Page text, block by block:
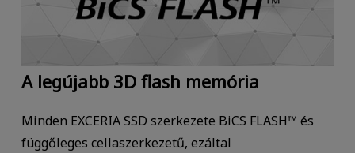
A legújabb 3D flash memória
Minden EXCERIA SSD szerkezete BiCS FLASH™ és
függőleges cellaszerkezetű, ezáltal